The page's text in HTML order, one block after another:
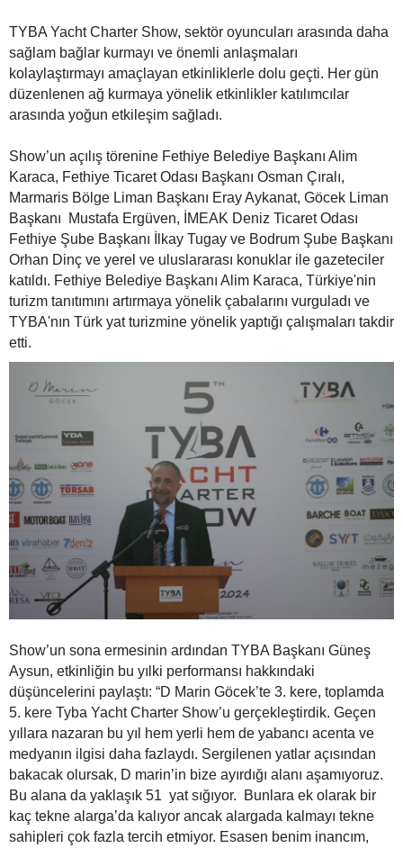
TYBA Yacht Charter Show, sektör oyuncuları arasında daha
sağlam bağlar kurmayı ve önemli anlaşmaları
kolaylaştırmayı amaçlayan etkinliklerle dolu geçti. Her gün
düzenlenen ağ kurmaya yönelik etkinlikler katılımcılar
arasında yoğun etkileşim sağladı.
Show’un açılış törenine Fethiye Belediye Başkanı Alim
Karaca, Fethiye Ticaret Odası Başkanı Osman Çıralı,
Marmaris Bölge Liman Başkanı Eray Aykanat, Göcek Liman
Başkanı Mustafa Ergüven, İMEAK Deniz Ticaret Odası
Fethiye Şube Başkanı İlkay Tugay ve Bodrum Şube Başkanı
Orhan Dinç ve yerel ve uluslararası konuklar ile gazeteciler
katıldı. Fethiye Belediye Başkanı Alim Karaca, Türkiye'nin
turizm tanıtımını artırmaya yönelik çabalarını vurguladı ve
TYBA'nın Türk yat turizmine yönelik yaptığı çalışmaları takdir
etti.
Show’un sona ermesinin ardından TYBA Başkanı Güneş
Aysun, etkinliğin bu yılki performansı hakkındaki
düşüncelerini paylaştı: “D Marin Göcek’te 3. kere, toplamda
5. kere Tyba Yacht Charter Show’u gerçekleştirdik. Geçen
yıllara nazaran bu yıl hem yerli hem de yabancı acenta ve
medyanın ilgisi daha fazlaydı. Sergilenen yatlar açısından
bakacak olursak, D marin’in bize ayırdığı alanı aşamıyoruz.
Bu alana da yaklaşık 51 yat sığıyor. Bunlara ek olarak bir
kaç tekne alarga’da kalıyor ancak alargada kalmayı tekne
sahipleri çok fazla tercih etmiyor. Esasen benim inancım,